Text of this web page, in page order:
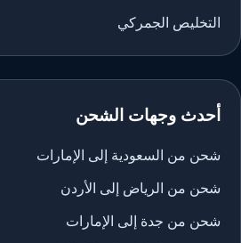
التخليص الجمركي
أحدث وجهات الشحن
شحن من السعودية إلى الإمارات
شحن من الرياض إلى الأردن
شحن من جدة إلى الإمارات